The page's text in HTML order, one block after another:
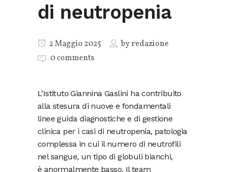
di neutropenia
2 Maggio 2025 byredazione
0 comments
L’Istituto Giannina Gaslini ha contribuito
alla stesura di nuove e fondamentali
linee guida diagnostiche e di gestione
clinica per i casi di neutropenia, patologia
complessa in cui il numero di neutrofili
nel sangue, un tipo di globuli bianchi,
è anormalmente basso. Il team